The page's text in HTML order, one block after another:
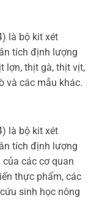
là bộ kit xét
tích định lượng
lợn, thịt gà, thịt vịt,
và các mẫu khác.
là bộ kit xét
tích định lượng
các cơ quan
thực phẩm, các
sinh học nông